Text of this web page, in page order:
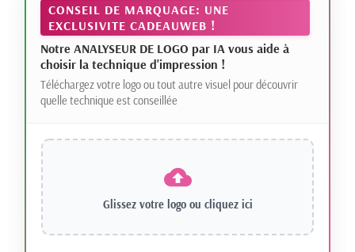
CONSEIL DE MARQUAGE: UNE
EXCLUSIVITE CADEAUWEB !
Notre ANALYSEUR DE LOGO par IA vous aide à
choisir la technique d'impression !
Téléchargez votre logo ou tout autre visuel pour découvrir
quelle technique est conseillée
Glissez votre logo ou cliquez ici